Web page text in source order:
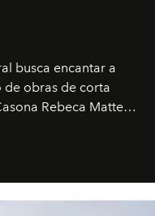
busca encantar a
de obras de corta
Rebeca Matte
son limpias; ponen el